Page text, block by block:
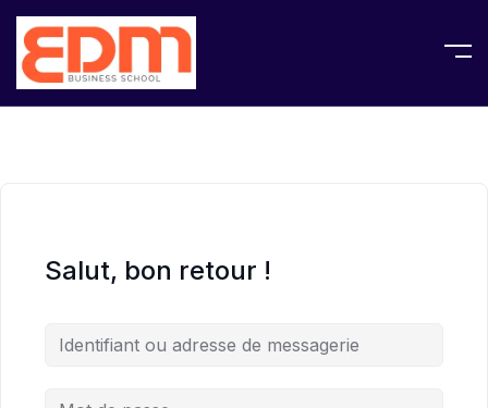
Salut, bon retour !